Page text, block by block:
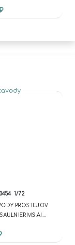
"OVER
72
1/72
PROSTEJOV
MS.A.I